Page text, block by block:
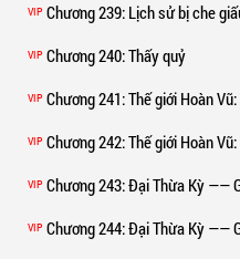
VIP Chương 239: Lịch sử bị che
VIP Chương 240: Thấy quỷ
VIP Chương 241: Thế giới Hoàn
VIP Chương 242: Thế giới Hoàn
VIP Chương 243: Đại Thừa Kỳ ——
VIP Chương 244: Đại Thừa Kỳ ——